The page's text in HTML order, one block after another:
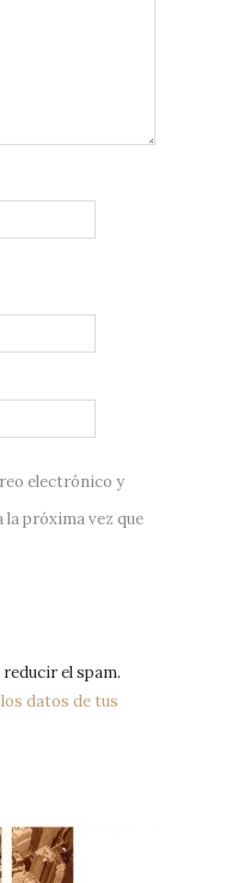
electrónico y
la próxima vez que
el spam.
datos de tus